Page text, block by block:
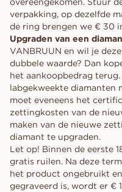
verpakking, op dezelfde
de ring brengen we € 30
Upgraden van een
VANBRUUN en wil je
dubbele waarde? Dan
het aankoopbedrag
labgekweekte diamanten
moet eveneens het
zettingkosten van de
maken van de nieuwe
diamant te upgraden.
Let op! Binnen de eerste
gratis ruilen. Na deze
het product ongebruikt
gegraveerd is, wordt er €